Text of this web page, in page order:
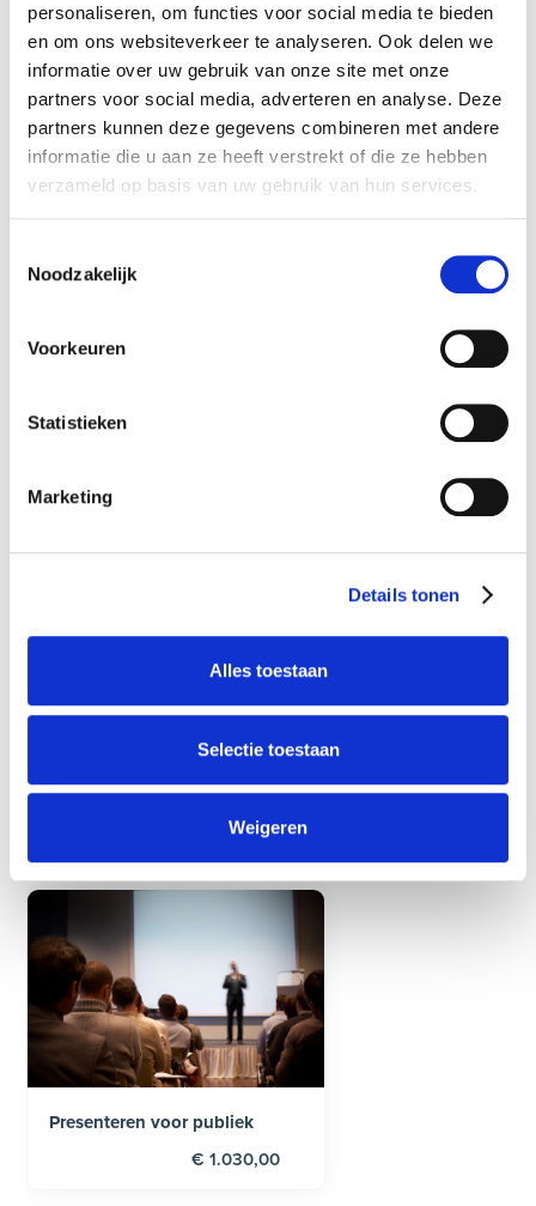
personaliseren, om functies voor social media te bieden
en om ons websiteverkeer te analyseren. Ook delen we
informatie over uw gebruik van onze site met onze
partners voor social media, adverteren en analyse. Deze
partners kunnen deze gegevens combineren met andere
informatie die u aan ze heeft verstrekt of die ze hebben
verzameld op basis van uw gebruik van hun services.
Noodzakelijk
Voorkeuren
Statistieken
Marketing
Details tonen
Alles toestaan
Selectie toestaan
Weigeren
A motorrijbewijs
€ 3.675,00
Aanhangwagentraining;
€ 1.830,00
Presenteren voor publiek
€ 1.030,00